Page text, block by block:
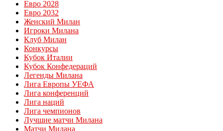
Евро 2028
Евро 2032
Женский Милан
Игроки Милана
Клуб Милан
Конкурсы
Кубок Италии
Кубок Конфедераций
Легенды Милана
Лига Европы УЕФА
Лига конференций
Лига наций
Лига чемпионов
Лучшие матчи Милана
Матчи Милана